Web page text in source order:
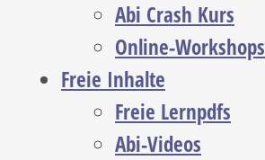
Abi Crash Kurs
Online-Workshops
Freie Inhalte
Freie Lernpdfs
Abi-Videos